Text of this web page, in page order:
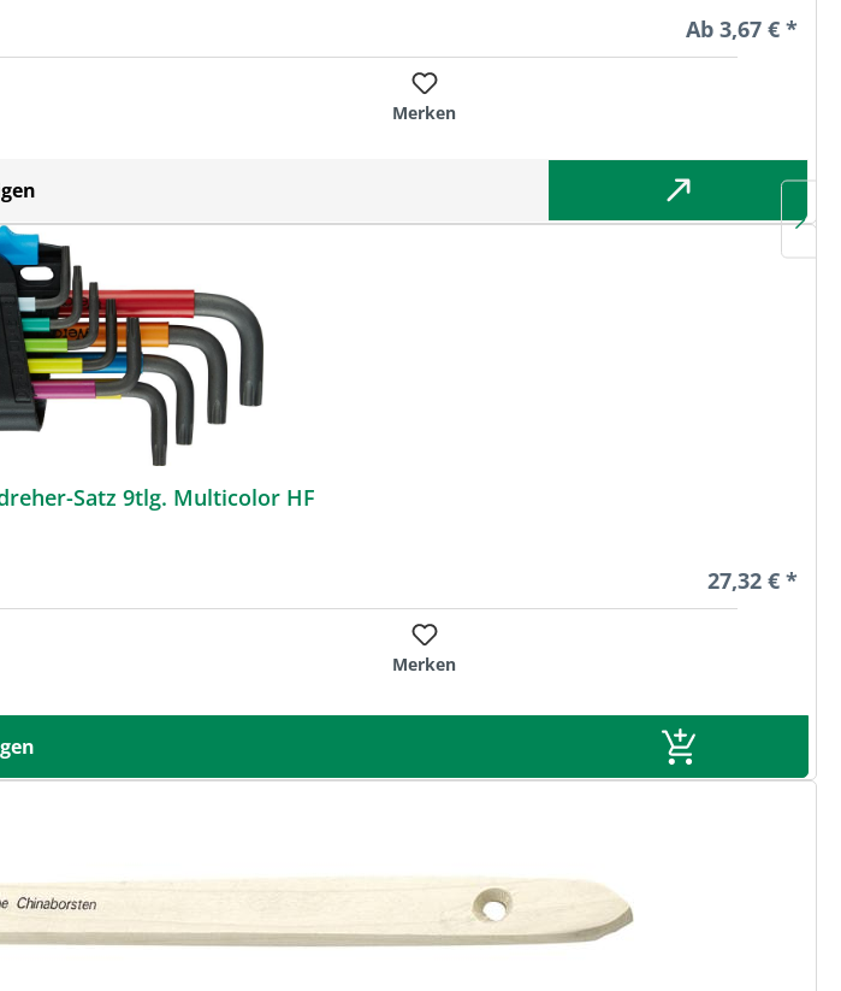
Regulärer
Ab 3,67 € *
Merken
WERA Winkelschraubendreher-Satz 9tlg. Multicolor HF
Regulärer
27,32 € *
Merken